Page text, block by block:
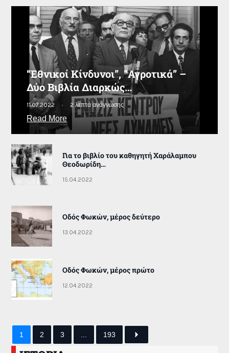
“Εθνικοί Κίνδυνοι”, “Αγροτικά” –
Δύο Βιβλία Διαρκώς…
11.07.2022 2 λεπτά ανάγνωσης
Read More
Για το βιβλίο του καθηγητή Χαράλαμπου
Θεοδωρίδη…
15.04.2022
Οδός Φωκών, μέρος δεύτερο
13.04.2022
Οδός Φωκών, μέρος πρώτο
12.04.2022
1 2 3 193